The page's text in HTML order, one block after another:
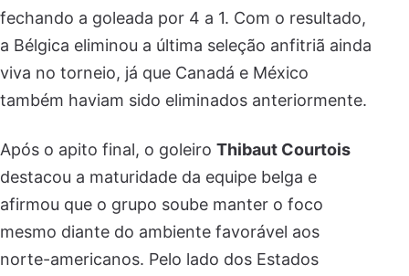
fechando a goleada por 4 a 1. Com o resultado,
a Bélgica eliminou a última seleção anfitriã ainda
viva no torneio, já que Canadá e México
também haviam sido eliminados anteriormente.
Após o apito final, o goleiro Thibaut Courtois
destacou a maturidade da equipe belga e
afirmou que o grupo soube manter o foco
mesmo diante do ambiente favorável aos
norte-americanos. Pelo lado dos Estados